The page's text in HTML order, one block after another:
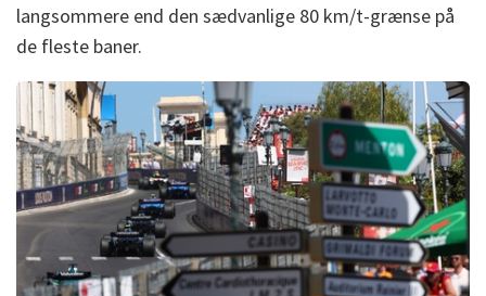
langsommere end den sædvanlige 80 km/t-grænse på
de fleste baner.